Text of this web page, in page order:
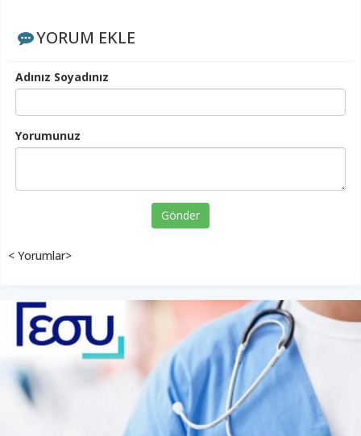
YORUM EKLE
Adınız Soyadınız
Yorumunuz
Gönder
< Yorumlar>